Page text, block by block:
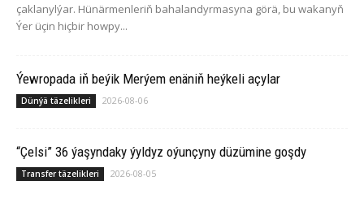
çaklanylýar. Hünärmenleriň bahalandyrmasyna görä, bu wakanyň
Ýer üçin hiçbir howpy...
Ýewropada iň beýik Merýem enäniň heýkeli açylar
Dünýä täzelikleri 2026-08-06
“Çelsi” 36 ýaşyndaky ýyldyz oýunçyny düzümine goşdy
Transfer täzelikleri 2026-08-05